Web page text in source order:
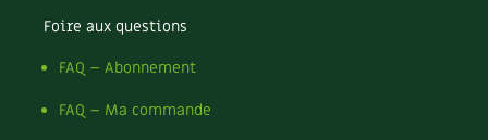
Foire aux questions
FAQ – Abonnement
FAQ – Ma commande